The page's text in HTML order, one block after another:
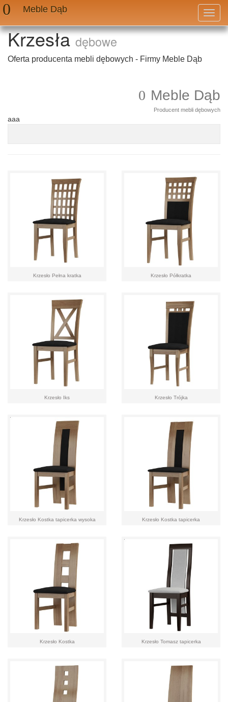
Meble Dąb
Krzesładębowe
Oferta producenta mebli dębowych - Firmy Meble Dąb
Meble Dąb
Producent mebli dębowych
aaa
Krzesło Pełna kratka Krzesło Półkratka
Krzesło Iks Krzesło Trójka
Krzesło Kostka tapicerka wysoka Krzesło Kostka tapicerka
Krzesło Kostka Krzesło Tomasz tapicerka